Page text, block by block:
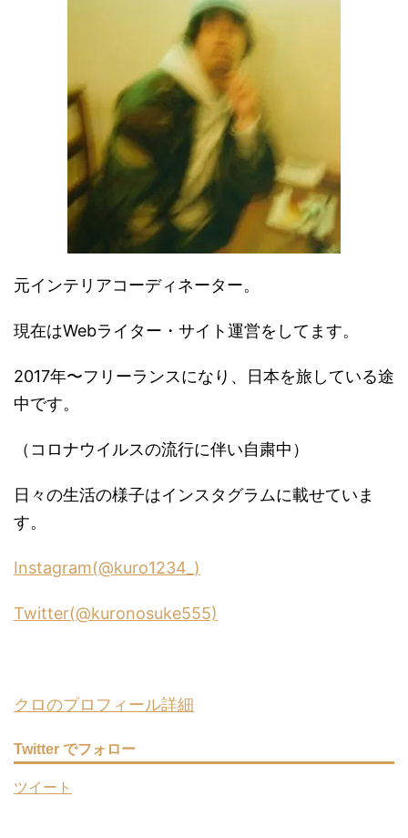
元インテリアコーディネーター。
現在はWebライター・サイト運営をしてます。
2017年〜フリーランスになり、日本を旅している途
中です。
（コロナウイルスの流行に伴い自粛中）
日々の生活の様子はインスタグラムに載せていま
す。
Instagram(@kuro1234_)
Twitter(@kuronosuke555)
クロのプロフィール詳細
Twitter でフォロー
ツイート